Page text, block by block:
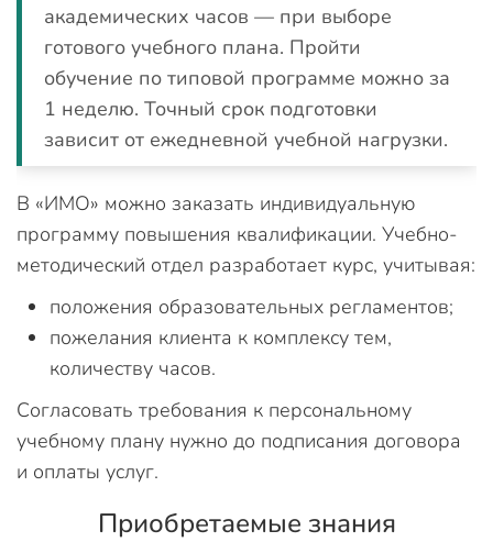
академических часов — при выборе
готового учебного плана. Пройти
обучение по типовой программе можно за
1 неделю. Точный срок подготовки
зависит от ежедневной учебной нагрузки.
В «ИМО» можно заказать индивидуальную
программу повышения квалификации. Учебно-
методический отдел разработает курс, учитывая:
положения образовательных регламентов;
пожелания клиента к комплексу тем,
количеству часов.
Согласовать требования к персональному
учебному плану нужно до подписания договора
и оплаты услуг.
Приобретаемые знания